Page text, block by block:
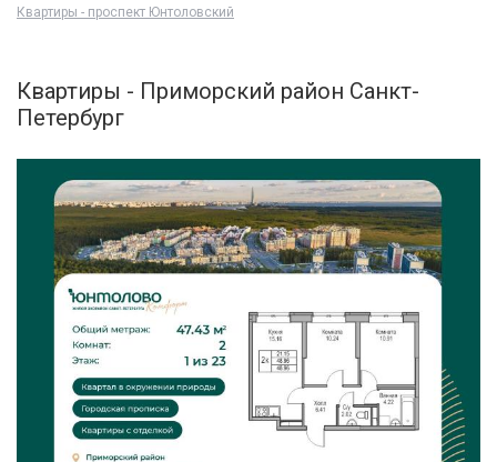
Квартиры - проспект Юнтоловский
Квартиры - Приморский район Санкт-
Петербург